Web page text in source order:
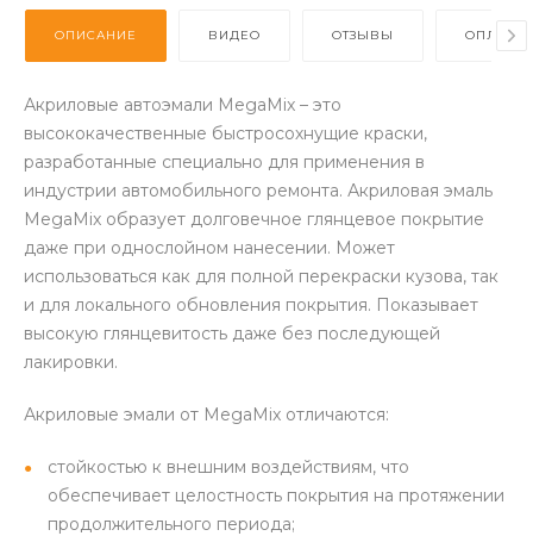
ОПИСАНИЕ ВИДЕО ОТЗЫВЫ ОПЛАТА
Акриловые автоэмали MegaMix – это
высококачественные быстросохнущие краски,
разработанные специально для применения в
индустрии автомобильного ремонта. Акриловая эмаль
MegaMix образует долговечное глянцевое покрытие
даже при однослойном нанесении. Может
использоваться как для полной перекраски кузова, так
и для локального обновления покрытия. Показывает
высокую глянцевитость даже без последующей
лакировки.
Акриловые эмали от MegaMix отличаются:
стойкостью к внешним воздействиям, что
обеспечивает целостность покрытия на протяжении
продолжительного периода;